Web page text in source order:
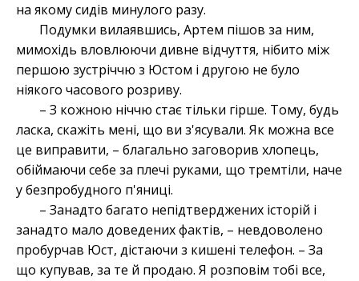
на якому сидів минулого разу.
Подумки вилаявшись, Артем пішов за ним,
мимохідь вловлюючи дивне відчуття, нібито між
першою зустріччю з Юстом і другою не було
ніякого часового розриву.
– З кожною ніччю стає тільки гірше. Тому, будь
ласка, скажіть мені, що ви з'ясували. Як можна все
це виправити, – благально заговорив хлопець,
обіймаючи себе за плечі руками, що тремтіли, наче
у безпробудного п'яниці.
– Занадто багато непідтверджених історій і
занадто мало доведених фактів, – невдоволено
пробурчав Юст, дістаючи з кишені телефон. – За
що купував, за те й продаю. Я розповім тобі все,